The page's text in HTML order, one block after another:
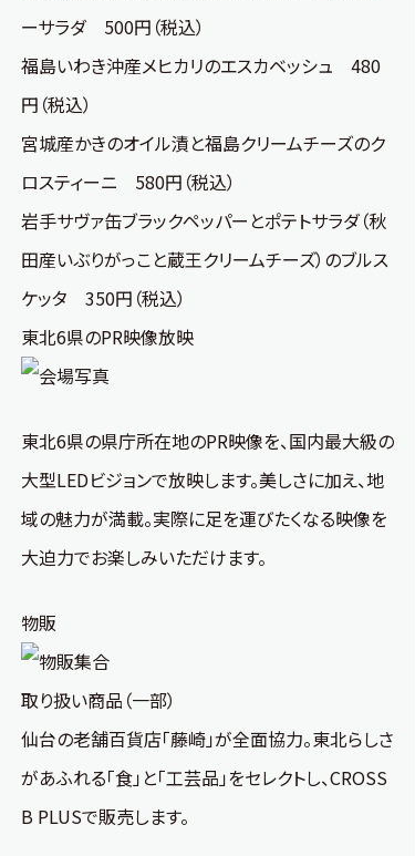
ーサラダ 500円（税込）
福島いわき沖産メヒカリのエスカベッシュ 480
円（税込）
宮城産かきのオイル漬と福島クリームチーズのク
ロスティーニ 580円（税込）
岩手サヴァ缶ブラックペッパーとポテトサラダ（秋
田産いぶりがっこと蔵王クリームチーズ）のブルス
ケッタ 350円（税込）
東北6県のPR映像放映
東北6県の県庁所在地のPR映像を、国内最大級の
大型LEDビジョンで放映します。美しさに加え、地
域の魅力が満載。実際に足を運びたくなる映像を
大迫力でお楽しみいただけます。
物販
取り扱い商品（一部）
仙台の老舗百貨店「藤崎」が全面協力。東北らしさ
があふれる「食」と「工芸品」をセレクトし、CROSS
B PLUSで販売します。